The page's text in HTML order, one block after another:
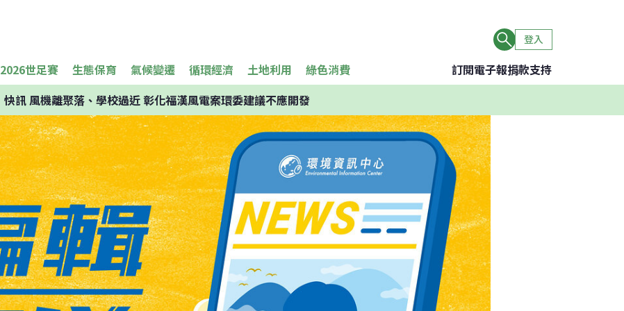
登入
2026世足賽 生態保育 氣候變遷 循環經濟 土地利用 綠色消費 訂閱電子報捐款支持
快訊風機離聚落、學校過近 彰化福漢風電案環委建議不應開發